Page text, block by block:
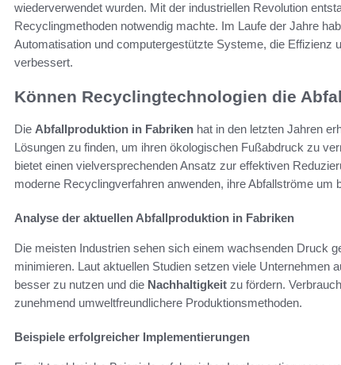
wiederverwendet wurden. Mit der industriellen Revolution
Recyclingmethoden notwendig machte. Im Laufe der Jahre
Automatisation und computergestützte Systeme, die Effizienz
verbessert.
Können Recyclingtechnologien die
Die Abfallproduktion in Fabriken hat in den letzten Jahren
Lösungen zu finden, um ihren ökologischen Fußabdruck zu
bietet einen vielversprechenden Ansatz zur effektiven
moderne Recyclingverfahren anwenden, ihre Abfallströme um
Analyse der aktuellen Abfallproduktion in Fabriken
Die meisten Industrien sehen sich einem wachsenden Druck
minimieren. Laut aktuellen Studien setzen viele Unternehmen
besser zu nutzen und die Nachhaltigkeit zu fördern.
zunehmend umweltfreundlichere Produktionsmethoden.
Beispiele erfolgreicher Implementierungen